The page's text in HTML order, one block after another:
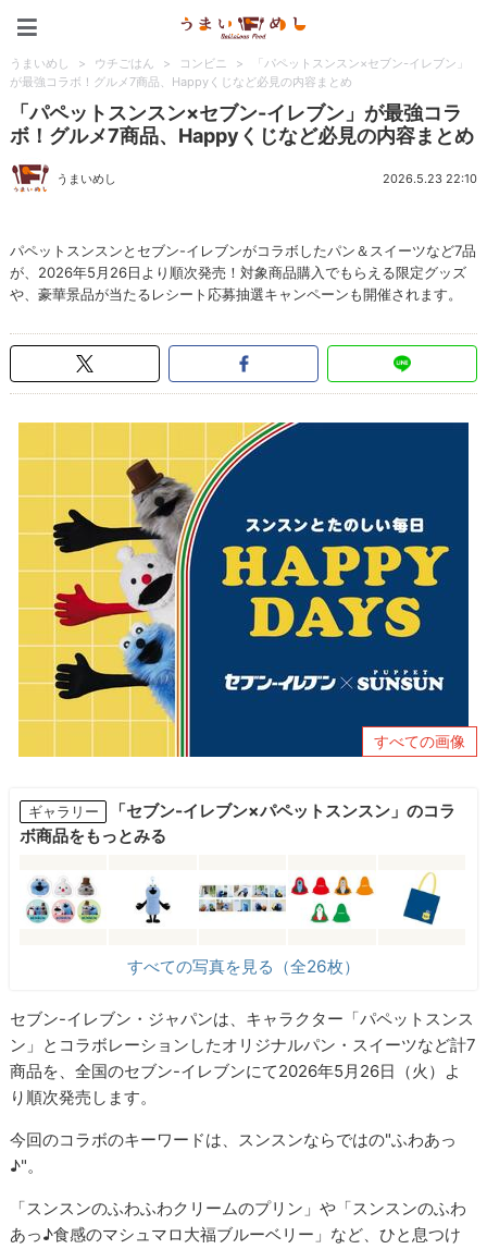
うまいめし > ウチごはん > コンビニ >
「パペットスンスン×セブン-イレブン」
が最強コラボ！グルメ7商品、Happyくじなど必見の内容まとめ
「パペットスンスン×セブン-イレブン」が最強コラ
ボ！グルメ7商品、Happyくじなど必見の内容まとめ
うまいめし 2026.5.23 22:10
パペットスンスンとセブン-イレブンがコラボしたパン＆スイーツなど7品
が、2026年5月26日より順次発売！対象商品購入でもらえる限定グッズ
や、豪華景品が当たるレシート応募抽選キャンペーンも開催されます。
すべての画像
ギャラリー
「セブン-イレブン×パペットスンスン」のコラ
ボ商品をもっとみる
すべての写真を見る（全26枚）
セブン-イレブン・ジャパンは、キャラクター「パペットスンス
ン」とコラボレーションしたオリジナルパン・スイーツなど計7
商品を、全国のセブン-イレブンにて2026年5月26日（火）よ
り順次発売します。
今回のコラボのキーワードは、スンスンならではの"ふわあっ
♪"。
「スンスンのふわふわクリームのプリン」や「スンスンのふわ
あっ♪食感のマシュマロ大福ブルーベリー」など、ひと息つけ